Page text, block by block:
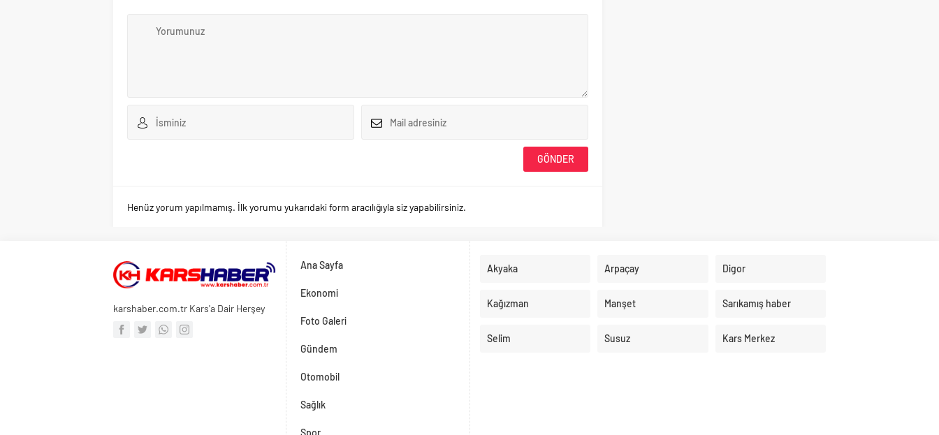
Henüz yorum yapılmamış. İlk yorumu yukarıdaki form aracılığıyla siz yapabilirsiniz.
karshaber.com.tr Kars'a Dair Herşey
Ana Sayfa
Ekonomi
Foto Galeri
Gündem
Otomobil
Sağlık
Spor
Akyaka Arpaçay Digor
Kağızman Manşet Sarıkamış haber
Selim Susuz Kars Merkez